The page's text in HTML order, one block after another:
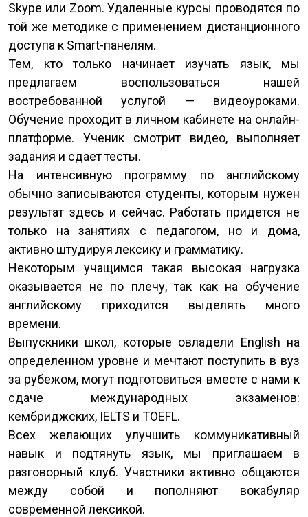
Skype или Zoom. Удаленные курсы проводятся по
той же методике с применением дистанционного
доступа к Smart-панелям.
Тем, кто только начинает изучать язык, мы
предлагаем воспользоваться нашей
востребованной услугой — видеоуроками.
Обучение проходит в личном кабинете на онлайн-
платформе. Ученик смотрит видео, выполняет
задания и сдает тесты.
На интенсивную программу по английскому
обычно записываются студенты, которым нужен
результат здесь и сейчас. Работать придется не
только на занятиях с педагогом, но и дома,
активно штудируя лексику и грамматику.
Некоторым учащимся такая высокая нагрузка
оказывается не по плечу, так как на обучение
английскому приходится выделять много
времени.
Выпускники школ, которые овладели English на
определенном уровне и мечтают поступить в вуз
за рубежом, могут подготовиться вместе с нами к
сдаче международных экзаменов:
кембриджских, IELTS и TOEFL.
Всех желающих улучшить коммуникативный
навык и подтянуть язык, мы приглашаем в
разговорный клуб. Участники активно общаются
между собой и пополняют вокабуляр
современной лексикой.